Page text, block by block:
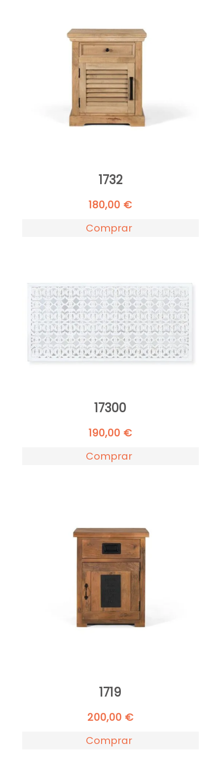
1732
180,00 €
Comprar
17300
190,00 €
Comprar
1719
200,00 €
Comprar